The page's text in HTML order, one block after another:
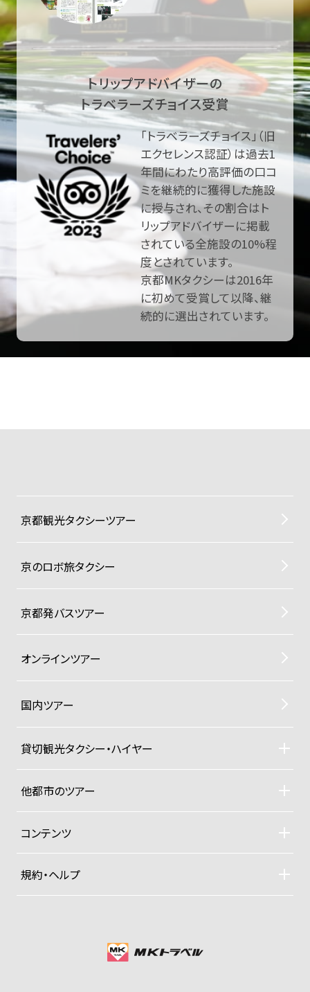
トリップアドバイザーの
トラベラーズチョイス受賞
「トラベラーズチョイス」（旧
エクセレンス認証）は過去1
年間にわたり高評価の口コ
ミを継続的に獲得した施設
に授与され、その割合はト
リップアドバイザーに掲載
されている全施設の10%程
度とされています。
京都MKタクシーは2016年
に初めて受賞して以降、継
続的に選出されています。
京都観光タクシーツアー
京のロボ旅タクシー
京都発バスツアー
オンラインツアー
国内ツアー
貸切観光タクシー・ハイヤー
貸切観光タクシー・ハイヤーTOP
車両ラインナップと料金
他都市のツアー
札幌観光タクシーツアー
東京観光タクシーツアー
コンテンツ
ドライバー紹介
四季折々の京都紀行
規約・ヘルプ
募集型企画旅行約款